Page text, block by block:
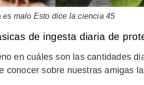
es malo Esto dice la ciencia 45
de ingesta diaria de
en cuáles son las cantidades
conocer sobre nuestras amigas